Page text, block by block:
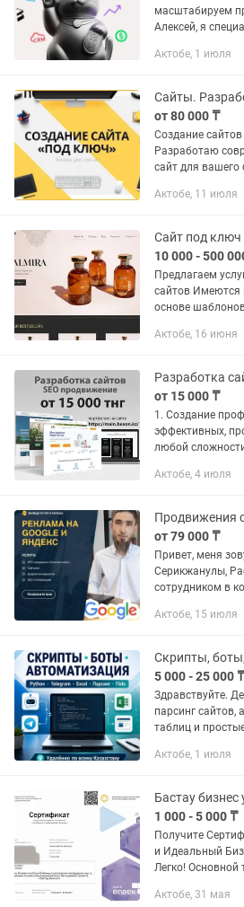
масштабируем
Алексей, я
интеграции CRM
работаете с...
Актобе, 1 июля
от 80 000 ₸
Создание
Разработаю
сайт для вашего
увеличивать продажи.
учётом...
Актобе, 11 июля
Сайт под ключ
10 000 - 500
Предлагаем
сайтов Имеются варианты как на
основе
эксклюзивным
зайдите...
Актобе, 16 июня
от 15 000 ₸
1. Создание
эффективных,
любой
и красивый
как...
Актобе, 4 июля
от 79 000 ₸
Привет, меня зовут Ернар
Серикжанулы, Работал внештатным
сотрудником в
Политех КазНТУ. Университет Нархоз.
Актобе, 15 июля
5 000 - 25 000
Здравствуйте.
парсинг сайтов,
таблиц и простые сайты.
сайтов,
Актобе, 1 июля
Бастау бизнес
1 000 - 5 000 ₸
Получите
и Идеальный
Легко! Основной текст: Хотите
создать
Актобе, 31 мая